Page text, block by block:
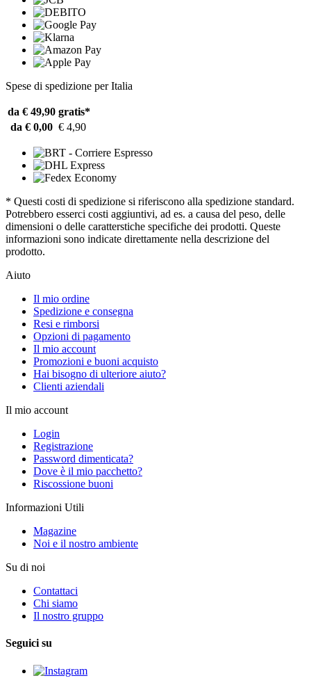
Spese di spedizione per Italia
da € 49,90 gratis*
da € 0,00 € 4,90
* Questi costi di spedizione si riferiscono alla spedizione standard.
Potrebbero esserci costi aggiuntivi, ad es. a causa del peso, delle
dimensioni o delle caratterstiche specifiche dei prodotti. Queste
informazioni sono indicate direttamente nella descrizione del
prodotto.
Aiuto
Il mio ordine
Spedizione e consegna
Resi e rimborsi
Opzioni di pagamento
Il mio account
Promozioni e buoni acquisto
Hai bisogno di ulteriore aiuto?
Clienti aziendali
Il mio account
Login
Registrazione
Password dimenticata?
Dove è il mio pacchetto?
Riscossione buoni
Informazioni Utili
Magazine
Noi e il nostro ambiente
Su di noi
Contattaci
Chi siamo
Il nostro gruppo
Seguici su